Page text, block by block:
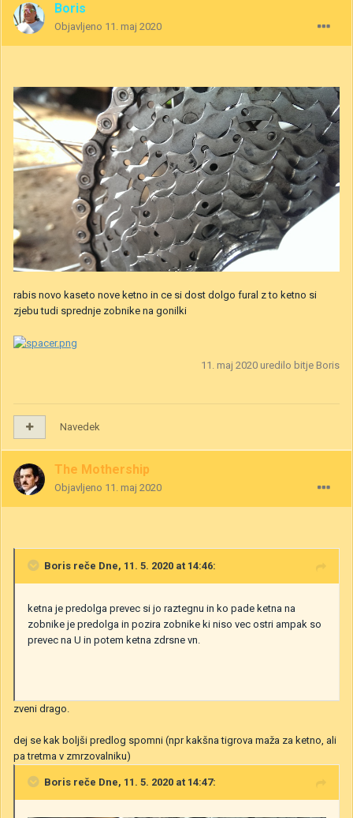
Boris
Objavljeno 11. maj 2020
rabis novo kaseto nove ketno in ce si dost dolgo fural z to ketno si
zjebu tudi sprednje zobnike na gonilki
11. maj 2020 uredilo bitje Boris
Navedek
The Mothership
Objavljeno 11. maj 2020
Boris reče Dne, 11. 5. 2020 at 14:46:
ketna je predolga prevec si jo raztegnu in ko pade ketna na
zobnike je predolga in pozira zobnike ki niso vec ostri ampak so
prevec na U in potem ketna zdrsne vn.
zveni drago.
dej se kak boljši predlog spomni (npr kakšna tigrova maža za ketno, ali
pa tretma v zmrzovalniku)
Boris reče Dne, 11. 5. 2020 at 14:47: